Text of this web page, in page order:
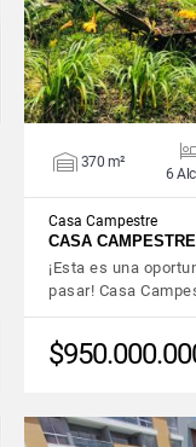
370 m²
6
Casa Campestre
CASA
¡Esta es una
pasar! Casa